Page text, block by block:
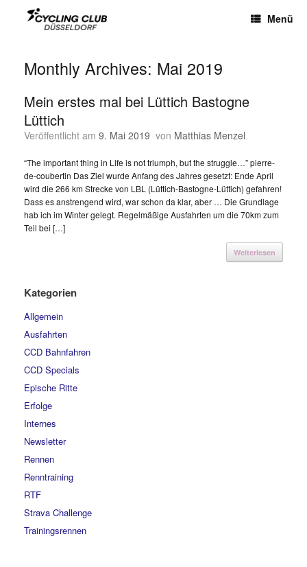
Menü
Monthly Archives: Mai 2019
Mein erstes mal bei Lüttich Bastogne
Lüttich
Veröffentlicht am 9. Mai 2019 von Matthias Menzel
“The important thing in Life is not triumph, but the struggle…” pierre-
de-coubertin Das Ziel wurde Anfang des Jahres gesetzt: Ende April
wird die 266 km Strecke von LBL (Lüttich-Bastogne-Lüttich) gefahren!
Dass es anstrengend wird, war schon da klar, aber … Die Grundlage
hab ich im Winter gelegt. Regelmäßige Ausfahrten um die 70km zum
Teil bei […]
Weiterlesen
Kategorien
Allgemein
Ausfahrten
CCD Bahnfahren
CCD Specials
Epische Ritte
Erfolge
Internes
Newsletter
Rennen
Renntraining
RTF
Strava Challenge
Trainingsrennen